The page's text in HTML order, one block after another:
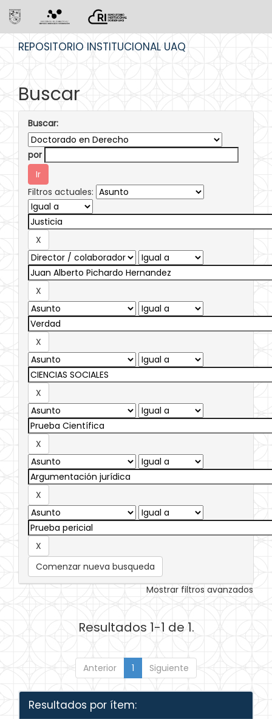
REPOSITORIO INSTITUCIONAL UAQ
Buscar
Buscar:
por
Filtros actuales:
Comenzar nueva busqueda
Mostrar filtros avanzados
Resultados 1-1 de 1.
Anterior 1 Siguiente
Resultados por ítem: